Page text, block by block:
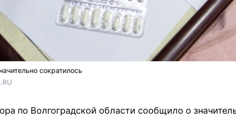
сократилось
по Волгоградской области сообщило о